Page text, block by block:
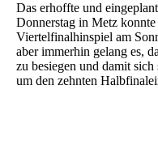
Das erhoffte und
Donnerstag in Metz
Viertelfinalhinspiel am
aber immerhin gelang es,
zu besiegen und damit
um den zehnten